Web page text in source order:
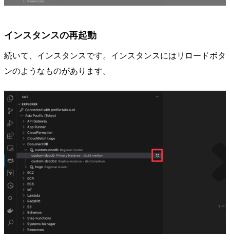
インスタンスの再起動
続いて、インスタンスです。インスタンスにはリロードボタ
ンのようなものがあります。